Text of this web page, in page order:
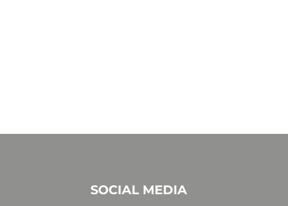
SOCIAL MEDIA